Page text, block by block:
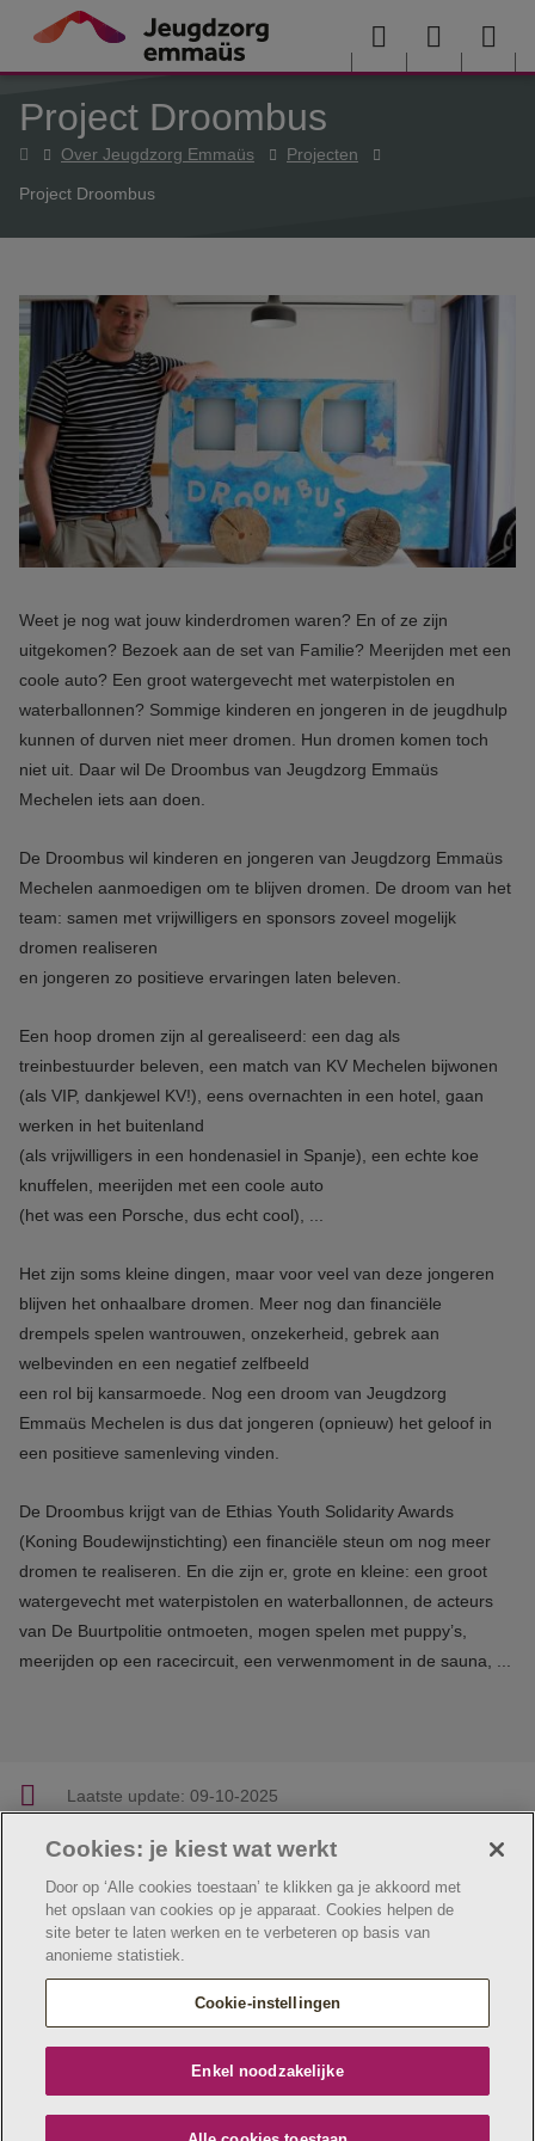
Overslaan en naar de inhoud gaan
Menu User
Project Droombus
HomeOver Jeugdzorg Emmaüs Projecten
Project Droombus
Weet je nog wat jouw kinderdromen waren? En of ze zijn
uitgekomen? Bezoek aan de set van Familie? Meerijden met een
coole auto? Een groot watergevecht met waterpistolen en
waterballonnen? Sommige kinderen en jongeren in de jeugdhulp
kunnen of durven niet meer dromen. Hun dromen komen toch
niet uit. Daar wil De Droombus van Jeugdzorg Emmaüs
Mechelen iets aan doen.
De Droombus wil kinderen en jongeren van Jeugdzorg Emmaüs
Mechelen aanmoedigen om te blijven dromen. De droom van het
team: samen met vrijwilligers en sponsors zoveel mogelijk
dromen realiseren
en jongeren zo positieve ervaringen laten beleven.
Een hoop dromen zijn al gerealiseerd: een dag als
treinbestuurder beleven, een match van KV Mechelen bijwonen
(als VIP, dankjewel KV!), eens overnachten in een hotel, gaan
werken in het buitenland
(als vrijwilligers in een hondenasiel in Spanje), een echte koe
knuffelen, meerijden met een coole auto
(het was een Porsche, dus echt cool), ...
Het zijn soms kleine dingen, maar voor veel van deze jongeren
blijven het onhaalbare dromen. Meer nog dan financiële
drempels spelen wantrouwen, onzekerheid, gebrek aan
welbevinden en een negatief zelfbeeld
een rol bij kansarmoede. Nog een droom van Jeugdzorg
Emmaüs Mechelen is dus dat jongeren (opnieuw) het geloof in
een positieve samenleving vinden.
De Droombus krijgt van de Ethias Youth Solidarity Awards
(Koning Boudewijnstichting) een financiële steun om nog meer
dromen te realiseren. En die zijn er, grote en kleine: een groot
watergevecht met waterpistolen en waterballonnen, de acteurs
van De Buurtpolitie ontmoeten, mogen spelen met puppy’s,
meerijden op een racecircuit, een verwenmoment in de sauna, ...
Laatste update: 09-10-2025
© Jeugdzorg Emmaüs
Cookie verklaring
Privacybeleid
Webtoegankelijkheidsverklaring
Jeugdzorg Emmaüs maakt deel uit van
Maatschappelijke zetel Edgard Tinellaan 1c, 2800
BE 0411 515 075, RPR Antwerpen (Mechelen)
Cookies: je kiest wat werkt
Door op ‘Alle cookies toestaan’ te klikken ga je akkoord met
het opslaan van cookies op je apparaat. Cookies helpen de
site beter te laten werken en te verbeteren op basis van
anonieme statistiek.
Cookie-instellingen
Enkel noodzakelijke